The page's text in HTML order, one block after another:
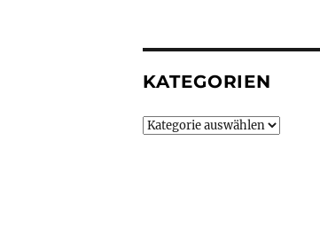
KATEGORIEN
Kategorien